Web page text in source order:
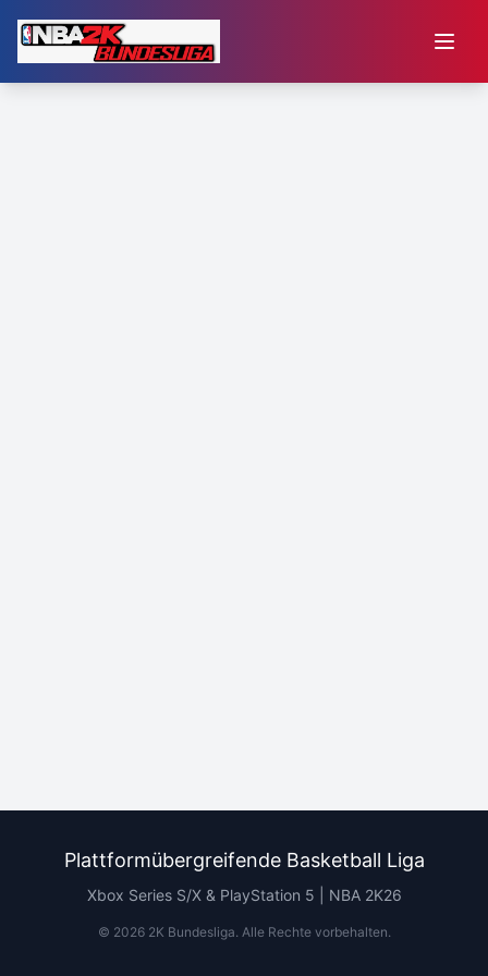
Plattformübergreifende Basketball Liga
Xbox Series S/X & PlayStation 5 | NBA 2K26
© 20262K Bundesliga. Alle Rechte vorbehalten.